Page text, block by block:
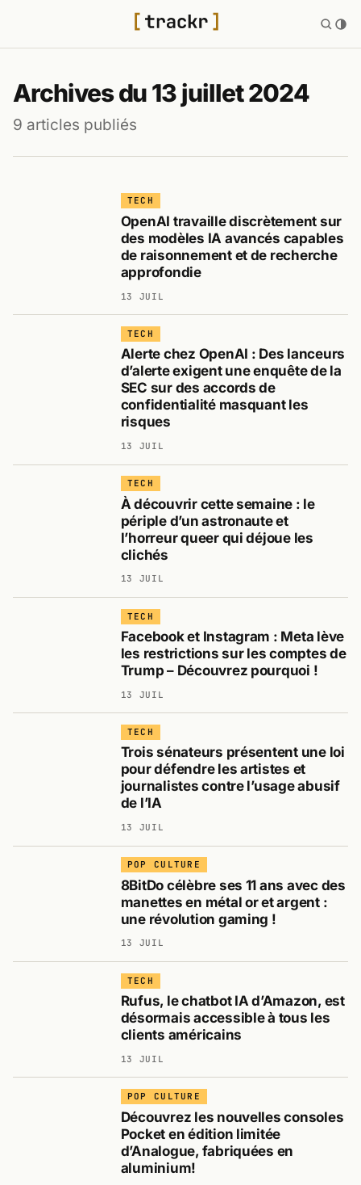
Archives du 13 juillet 2024
9 articles publiés
TECH
OpenAI travaille discrètement sur
des modèles IA avancés capables
de raisonnement et de recherche
approfondie
13 JUIL
TECH
Alerte chez OpenAI : Des lanceurs
d’alerte exigent une enquête de la
SEC sur des accords de
confidentialité masquant les
risques
13 JUIL
TECH
À découvrir cette semaine : le
périple d’un astronaute et
l’horreur queer qui déjoue les
clichés
13 JUIL
TECH
Facebook et Instagram : Meta lève
les restrictions sur les comptes de
Trump – Découvrez pourquoi !
13 JUIL
TECH
Trois sénateurs présentent une loi
pour défendre les artistes et
journalistes contre l’usage abusif
de l’IA
13 JUIL
POP CULTURE
8BitDo célèbre ses 11 ans avec des
manettes en métal or et argent :
une révolution gaming !
13 JUIL
TECH
Rufus, le chatbot IA d’Amazon, est
désormais accessible à tous les
clients américains
13 JUIL
POP CULTURE
Découvrez les nouvelles consoles
Pocket en édition limitée
d’Analogue, fabriquées en
aluminium!